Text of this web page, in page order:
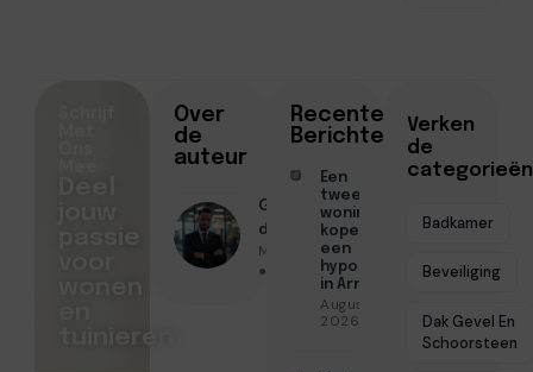
Over
de
auteur
Geschreven
door
Menno Maas
● Juni 1, 2026
Recente
Berichten
Een
tweede
woning
kopen met
een
hypotheek
in Arnhem
Augustus 7,
2026
Verken
de
categorieën
Badkamer
Beveiliging
Dak Gevel En
Schoorsteen